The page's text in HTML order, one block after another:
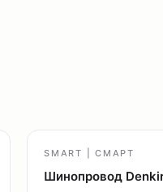
SMART | СМАРТ
Шинопровод